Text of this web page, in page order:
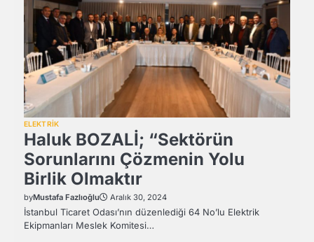
ELEKTRİK
Haluk BOZALİ; “Sektörün
Sorunlarını Çözmenin Yolu
Birlik Olmaktır
byMustafa Fazlıoğlu Aralık 30, 2024
İstanbul Ticaret Odası’nın düzenlediği 64 No’lu Elektrik
Ekipmanları Meslek Komitesi…